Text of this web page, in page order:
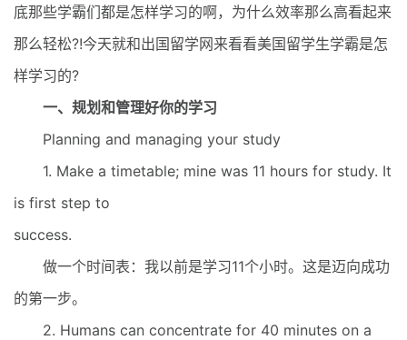
签证办理
留学生活
底那些学霸们都是怎样学习的啊，为什么效率那么高看起来
那么轻松?!今天就和出国留学网来看看美国留学生学霸是怎
样学习的?
一、规划和管理好你的学习
Planning and managing your study
1. Make a timetable; mine was 11 hours for study. It
is first step to
success.
做一个时间表：我以前是学习11个小时。这是迈向成功
的第一步。
2. Humans can concentrate for 40 minutes on a